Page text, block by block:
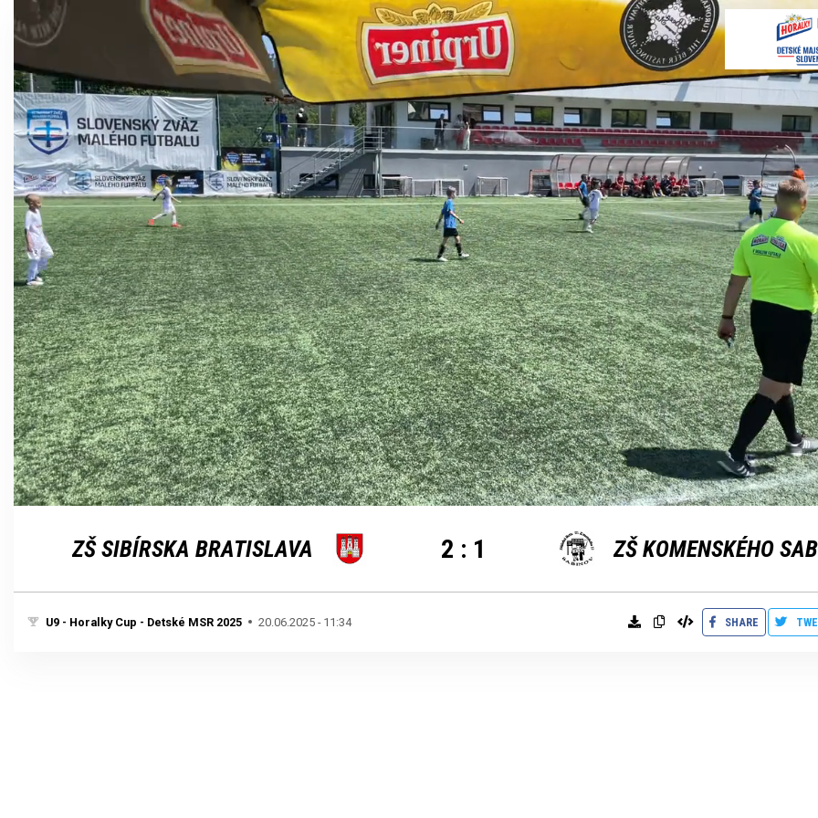
Unmute Loaded:
100.00%
ZŠ SIBÍRSKA BRATISLAVA 2 : 1 ZŠ KOMENSKÉHO
U9 - Horalky Cup - Detské MSR 2025 20.06.2025 - 11:34 SHARE